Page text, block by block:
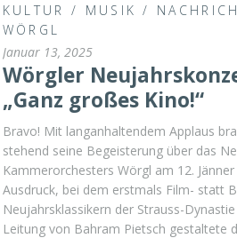
KULTUR / MUSIK /
WÖRGL
Januar 13, 2025
Wörgler
„Ganz großes Kino!“
Bravo! Mit langanhaltendem Applaus
stehend seine Begeisterung über das
Kammerorchesters Wörgl am 12.
Ausdruck, bei dem erstmals Film- statt
Neujahrsklassikern der Strauss-
Leitung von Bahram Pietsch gestaltete